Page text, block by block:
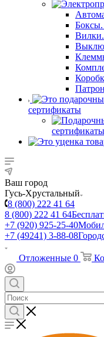
Вилки.
сертификаты
сертификаты
Ваш город
Гусь-Хрустальный
8 (800) 222 41 64
8 (800) 222 41 64
+7 (920) 925-25-40
+7 (49241) 3-88-08
Отложенные 0